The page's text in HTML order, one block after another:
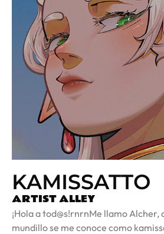
KAMISSATTO
ARTIST ALLEY
¡Hola a tod@s!rnrnMe llamo Alcher,
mundillo se me conoce como